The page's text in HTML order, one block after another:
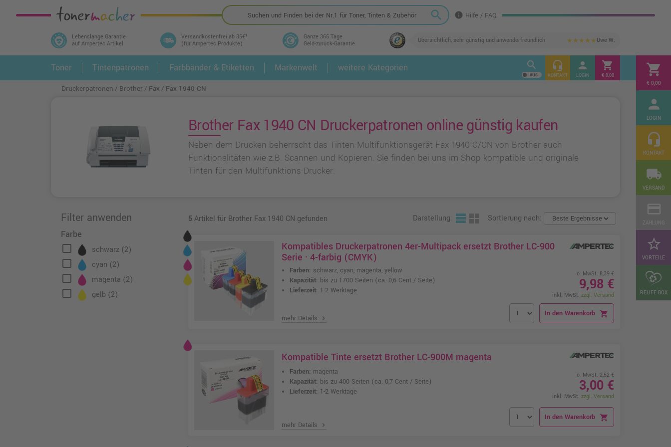
search info Hilfe / FAQ
Lebenslange Garantie
auf Ampertec Artikel
Versandkostenfrei ab 35€¹
(für Ampertec Produkte)
Ganze 365 Tage
Geld-zurück-Garantie
Übersichtlich, sehr günstig und anwenderfreundlich star star star star star Uwe W.
shopping_cart
€ 0,00
person
LOGIN
headset_mic
KONTAKT
local_shipping
VERSAND
star_border
VORTEILE
RELIFE BOX
In 3 einfachen Schritten ihr Druckermodell
und alle dazu passenden Artikel finden ➤ 1. 2.
Toner Tintenpatronen Farbbänder & Etiketten Markenwelt weitere Kategorien search headset_mic
KONTAKT
person
LOGIN
shopping_cart
€ 0,00
Druckerpatronen Brother Fax Fax 1940 CN
Brother Fax 1940 CN Druckerpatronen online günstig kaufen
Neben dem Drucken beherrscht das Tinten-Multifunktionsgerät Fax 1940 C/CN von Brother auch
Funktionalitäten wie z.B. Scannen und Kopieren. Sie finden bei uns im Shop kompatible und originale
Tinten für den Multifunktions-Drucker.
Filter anwenden
Farbe
check_box_outline_blank schwarz (2)
check_box_outline_blank cyan (2)
check_box_outline_blank magenta (2)
check_box_outline_blank gelb (2)
5Artikel für Brother Fax 1940 CN gefunden Darstellung: Sortierung nach:
Kompatibles Druckerpatronen 4er-Multipack ersetzt Brother LC-900
Serie · 4-farbig (CMYK)
Farben: schwarz, cyan, magenta, yellow
Kapazität: bis zu 1700 Seiten (ca. 0,6 Cent / Seite)
Lieferzeit: 1-2 Werktage
mehr Details chevron_right
o. MwSt. 8,39 €
9,98 €
inkl. MwSt. zzgl. Versand
In den Warenkorb shopping_cart
Kompatible Tinte ersetzt Brother LC-900M magenta
Farben: magenta
Kapazität: bis zu 400 Seiten (ca. 0,7 Cent / Seite)
Lieferzeit: 1-2 Werktage
mehr Details chevron_right
o. MwSt. 2,52 €
3,00 €
inkl. MwSt. zzgl. Versand
In den Warenkorb shopping_cart